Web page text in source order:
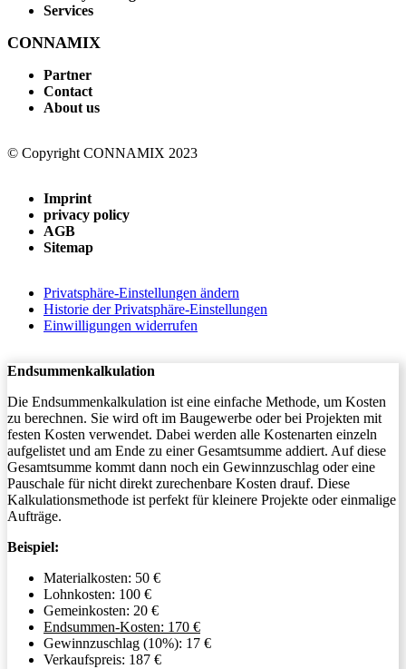
Services
CONNAMIX
Partner
Contact
About us
© Copyright CONNAMIX 2023
Imprint
privacy policy
AGB
Sitemap
Privatsphäre-Einstellungen ändern
Historie der Privatsphäre-Einstellungen
Einwilligungen widerrufen
Endsummenkalkulation
Die Endsummenkalkulation ist eine einfache Methode, um Kosten
zu berechnen. Sie wird oft im Baugewerbe oder bei Projekten mit
festen Kosten verwendet. Dabei werden alle Kostenarten einzeln
aufgelistet und am Ende zu einer Gesamtsumme addiert. Auf diese
Gesamtsumme kommt dann noch ein Gewinnzuschlag oder eine
Pauschale für nicht direkt zurechenbare Kosten drauf. Diese
Kalkulationsmethode ist perfekt für kleinere Projekte oder einmalige
Aufträge.
Beispiel:
Materialkosten: 50 €
Lohnkosten: 100 €
Gemeinkosten: 20 €
Endsummen-Kosten: 170 €
Gewinnzuschlag (10%): 17 €
Verkaufspreis: 187 €